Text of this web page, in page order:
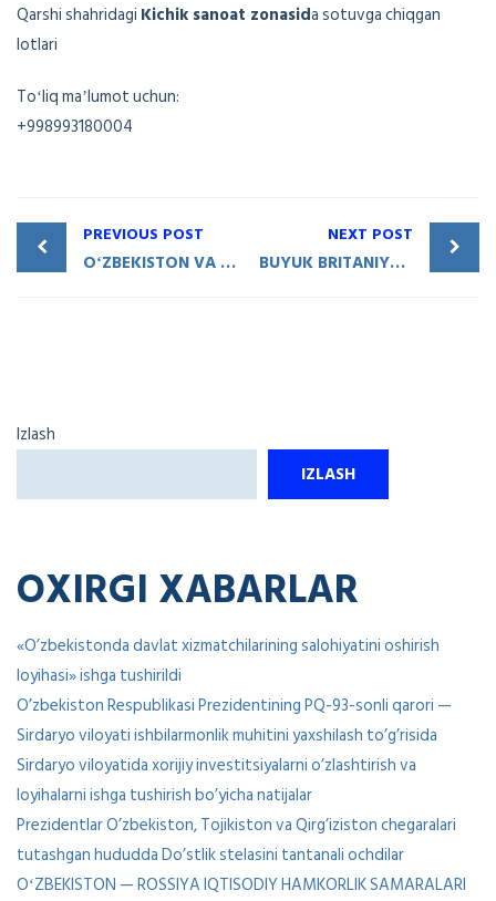
Qarshi shahridagi Kichik sanoat zonasida sotuvga chiqgan
lotlari
Toʻliq maʼlumot uchun:
+998993180004
PREVIOUS POST
OʻZBEKISTON VA FRANTSIYA OʻRTASIDA HAMKORLIK ALOQALARI MUSTAHKAMLANMOQDA
NEXT POST
BUYUK BRITANIYANING XALQARO SAVDO BOSHQARMASI VA QASHQADARYO VILOYATI OʻRTASIDA IQTISODIY HAMKORLIK YUZASIDAN VEBINAR BOʻLIB OʻTDI
Izlash
IZLASH
OXIRGI XABARLAR
«O’zbekistonda davlat xizmatchilarining salohiyatini oshirish
loyihasi» ishga tushirildi
O’zbekiston Respublikasi Prezidentining PQ-93-sonli qarori —
Sirdaryo viloyati ishbilarmonlik muhitini yaxshilash to’g’risida
Sirdaryo viloyatida xorijiy investitsiyalarni o’zlashtirish va
loyihalarni ishga tushirish bo’yicha natijalar
Prezidentlar O’zbekiston, Tojikiston va Qirg’iziston chegaralari
tutashgan hududda Do’stlik stelasini tantanali ochdilar
OʻZBEKISTON — ROSSIYA IQTISODIY HAMKORLIK SAMARALARI